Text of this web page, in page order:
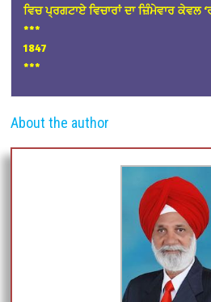
ਵਿਚ ਪ੍ਰਗਟਾਏ ਵਿਚਾਰਾਂ ਦਾ ਜ਼ਿੰਮੇਵਾਰ ਕੇਵਲ
***
1847
***
About the author